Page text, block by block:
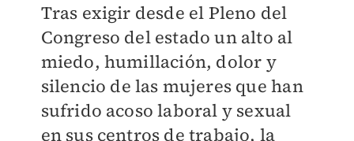
Tras exigir desde el Pleno del
Congreso del estado un alto al
miedo, humillación, dolor y
silencio de las mujeres que han
sufrido acoso laboral y sexual
en sus centros de trabajo, la